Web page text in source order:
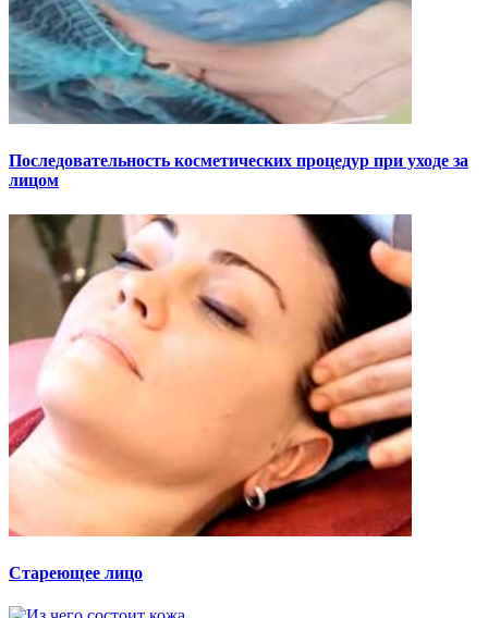
Последовательность косметических процедур при уходе за
лицом
Стареющее лицо